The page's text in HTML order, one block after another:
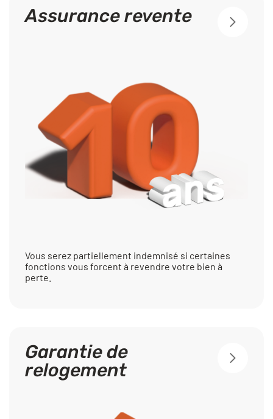
Assurance revente
Vous serez partiellement indemnisé si certaines
fonctions vous forcent à revendre votre bien à
perte.
Garantie de
relogement